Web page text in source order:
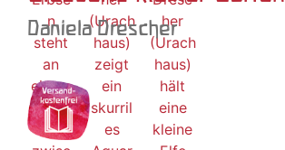
Daniela Drescher